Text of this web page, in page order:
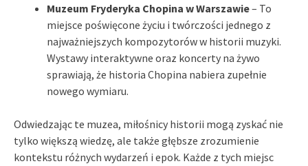
Muzeum Fryderyka Chopina w Warszawie– To
miejsce poświęcone życiu i twórczości jednego z
najważniejszych kompozytorów w historii muzyki.
Wystawy interaktywne oraz koncerty na żywo
sprawiają, że historia Chopina nabiera zupełnie
nowego wymiaru.
Odwiedzając te muzea, miłośnicy historii mogą zyskać nie
tylko większą wiedzę, ale także głębsze zrozumienie
kontekstu różnych wydarzeń i epok. Każde z tych miejsc